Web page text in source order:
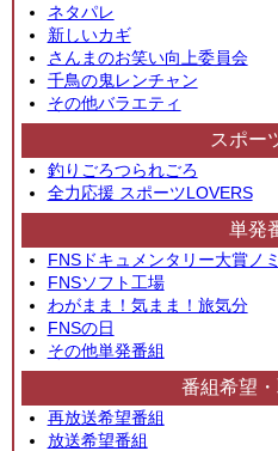
ネタパレ
新しいカギ
さんまのお笑い向上委員会
千鳥の鬼レンチャン
その他バラエティ
スポー
釣りごろつられごろ
全力応援 スポーツLOVERS
単発
FNSドキュメンタリー大賞ノ
FNSソフト工場
わがまま！気まま！旅気分
FNSの日
その他単発番組
番組希望
再放送希望番組
放送希望番組